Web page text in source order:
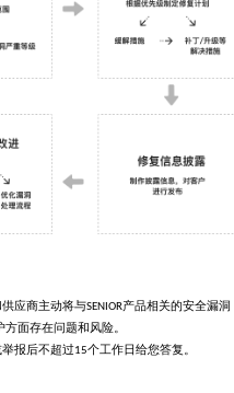
应商主动将与SENIOR产品相关的安全漏洞
方面存在问题和风险。
报后不超过15个工作日给您答复。